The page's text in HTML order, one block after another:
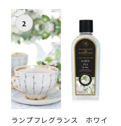
ランプフレグランス ホワイ